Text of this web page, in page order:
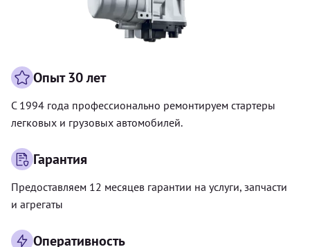
Опыт 30 лет
С 1994 года профессионально ремонтируем стартеры
легковых и грузовых автомобилей.
Гарантия
Предоставляем 12 месяцев гарантии на услуги, запчасти
и агрегаты
Оперативность